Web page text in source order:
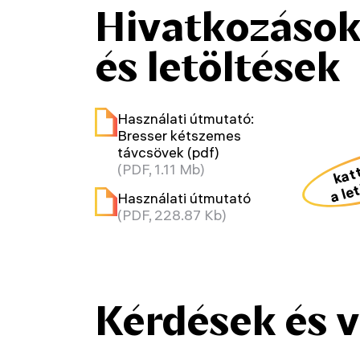
Hivatkozások
és letöltések
Használati útmutató:
Bresser kétszemes
távcsövek (pdf)
(PDF, 1.11 Mb)
Használati útmutató
(PDF, 228.87 Kb)
a
Kérdések és